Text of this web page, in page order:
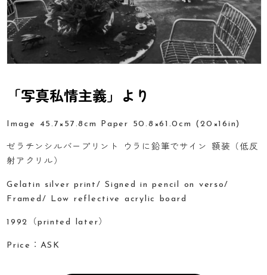
「写真私情主義」より
Image 45.7×57.8cm Paper 50.8×61.0cm (20×16in)
ゼラチンシルバープリント ウラに鉛筆でサイン 額装（低反
射アクリル）
Gelatin silver print/ Signed in pencil on verso/
Framed/ Low reflective acrylic board
1992（printed later）
Price：ASK